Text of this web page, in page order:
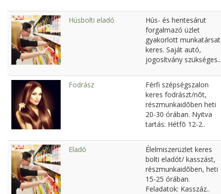
Húsbolti eladó
Hús- és hentesárut
forgalmazó üzlet
gyakorlott munkatársat
keres. Saját autó,
jogosítvány
Fodrász
Férfi szépségszalon
keres fodrászt/nõt,
részmunkaidõben heti
20-30 órában. Nyitva
tartás: Hétfõ 12-2..
Eladó
Élelmiszerüzlet keres
bolti eladót/ kasszást,
részmunkaidõben, heti
15-25 órában.
Feladatok: Kasszáz..